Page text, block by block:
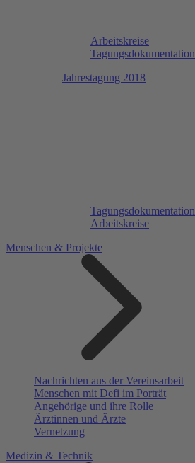
Arbeitskreise
Tagungsdokumentation
Jahrestagung 2018
Tagungsdokumentation
Arbeitskreise
Menschen & Projekte
Nachrichten aus der Vereinsarbeit
Menschen mit Defi im Porträt
Angehörige und ihre Rolle
Ärztinnen und Ärzte
Vernetzung
Medizin & Technik